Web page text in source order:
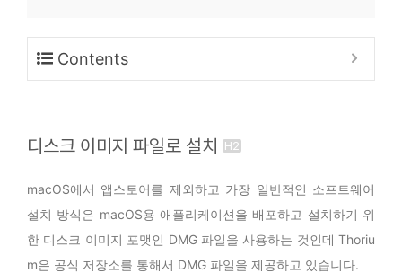
Contents
디스크 이미지 파일로 설치
macOS에서 앱스토어를 제외하고 가장 일반적인 소프트웨어
설치 방식은 macOS용 애플리케이션을 배포하고 설치하기 위
한 디스크 이미지 포맷인 DMG 파일을 사용하는 것인데 Thoriu
m은 공식 저장소를 통해서 DMG 파일을 제공하고 있습니다.